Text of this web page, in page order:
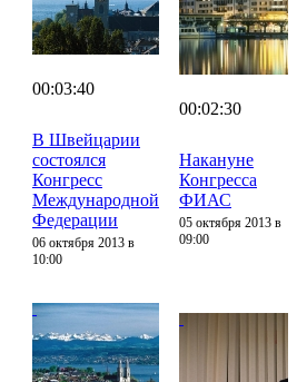
00:03:40
В Швейцарии
состоялся
Конгресс
Международной
Федерации
06 октября 2013 в
10:00
00:02:30
Накануне
Конгресса
ФИАС
05 октября 2013 в
09:00